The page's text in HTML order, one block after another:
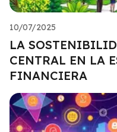
10/07/2025
LA
CENTRAL EN LA
FINANCIERA